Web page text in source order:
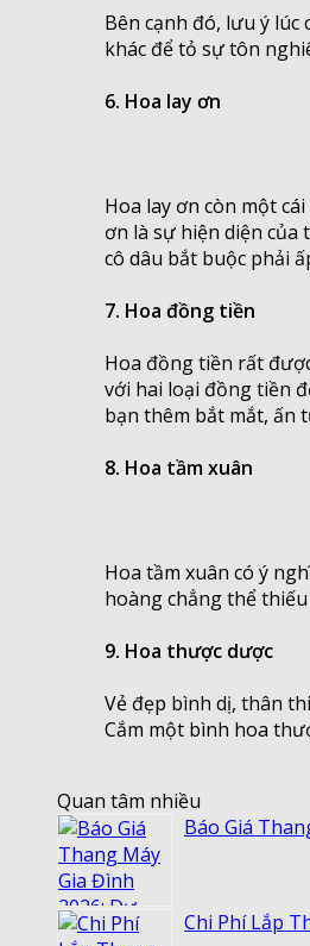
Bên cạnh đó, lưu ý
khác để tỏ sự tôn
6. Hoa lay ơn
Hoa lay ơn còn một
ơn là sự hiện diện của
cô dâu bắt buộc phải
7. Hoa đồng tiền
Hoa đồng tiền rất
với hai loại đồng tiền
bạn thêm bắt mắt, ấn
8. Hoa tầm xuân
Hoa tầm xuân có ý
hoàng chẳng thể
9. Hoa thược dược
Vẻ đẹp bình dị, thân
Cắm một bình hoa
Quan tâm nhiều
Báo Giá
Chi Phí Lắp